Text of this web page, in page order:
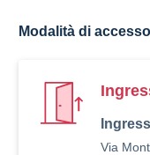
Modalità di accesso
Via